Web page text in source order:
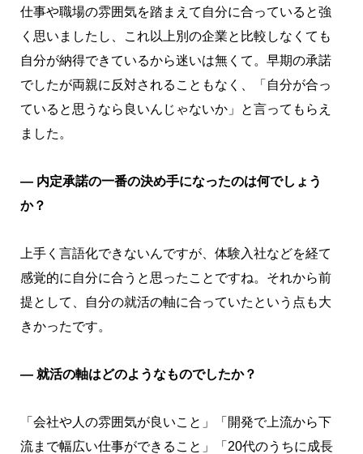
仕事や職場の雰囲気を踏まえて自分に合っていると強
く思いましたし、これ以上別の企業と比較しなくても
自分が納得できているから迷いは無くて。早期の承諾
でしたが両親に反対されることもなく、「自分が合っ
ていると思うなら良いんじゃないか」と言ってもらえ
ました。
― 内定承諾の一番の決め手になったのは何でしょう
か？
上手く言語化できないんですが、体験入社などを経て
感覚的に自分に合うと思ったことですね。それから前
提として、自分の就活の軸に合っていたという点も大
きかったです。
― 就活の軸はどのようなものでしたか？
「会社や人の雰囲気が良いこと」「開発で上流から下
流まで幅広い仕事ができること」「20代のうちに成長